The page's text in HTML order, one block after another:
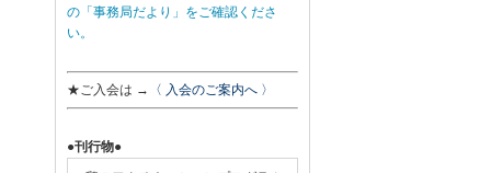
の「事務局だより」をご確認くださ
い。
★ご入会は → 〈 入会のご案内へ 〉
●刊行物●